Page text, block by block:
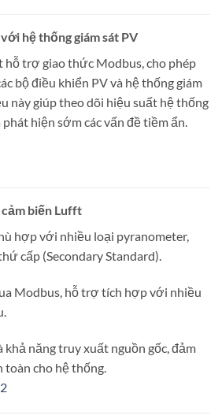
hệ thống giám sát PV
hỗ trợ giao thức Modbus, cho phép
bộ điều khiển PV và hệ thống giám
này giúp theo dõi hiệu suất hệ thống
hiện sớm các vấn đề tiềm ẩn.
biến Lufft
hợp với nhiều loại pyranometer,
cấp (Secondary Standard).
Modbus, hỗ trợ tích hợp với nhiều
khả năng truy xuất nguồn gốc, đảm
toàn cho hệ thống.